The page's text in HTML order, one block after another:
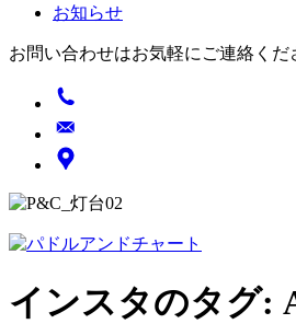
お知らせ
お問い合わせはお気軽にご連絡くだ
インスタのタグ: